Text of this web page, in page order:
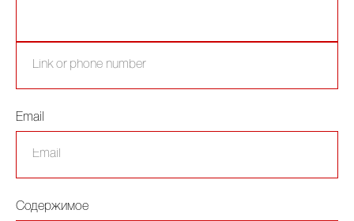
Email
Содержимое